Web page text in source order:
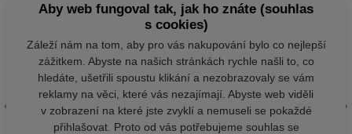
Aby web fungoval tak, jak ho znáte (souhlas
s cookies)
Záleží nám na tom, aby pro vás nakupování bylo co nejlepší
zážitkem. Abyste na našich stránkách rychle našli to, co
hledáte, ušetřili spoustu klikání a nezobrazovaly se vám
reklamy na věci, které vás nezajímají. Abyste web viděli
v zobrazení na které jste zvyklí a nemuseli se pokaždé
přihlašovat. Proto od vás potřebujeme souhlas se